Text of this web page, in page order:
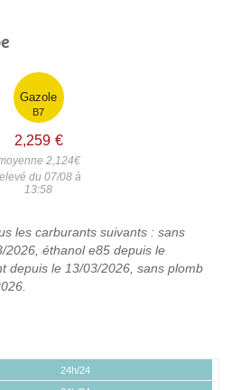
Gazole
B7
2,259 €
2,124€
du 07/08 à
13:58
les carburants suivants : sans
2026, éthanol e85 depuis le
depuis le 13/03/2026, sans plomb
24h/24